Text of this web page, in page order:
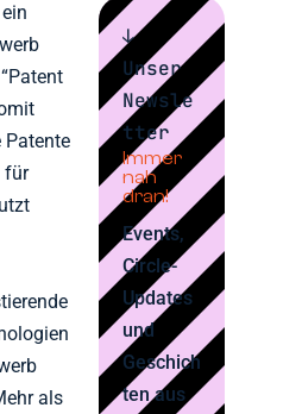
Patente
für
als
↓
Unser
Newsle
tter
Immer
nah
dran!
Events,
Circle-
Updates
und
Geschich
ten aus